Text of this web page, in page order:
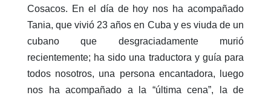
Cosacos. En el día de hoy nos ha acompañado
Tania, que vivió 23 años en Cuba y es viuda de un
cubano que desgraciadamente murió
recientemente; ha sido una traductora y guía para
todos nosotros, una persona encantadora, luego
nos ha acompañado a la “última cena”, la de